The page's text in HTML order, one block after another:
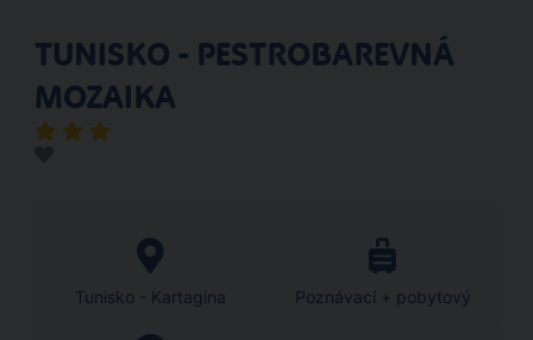
TUNISKO - PESTROBAREVNÁ
MOZAIKA
Tunisko - Kartagina Poznávací + pobytový